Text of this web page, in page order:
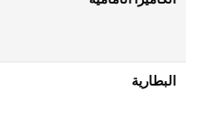
البطارية